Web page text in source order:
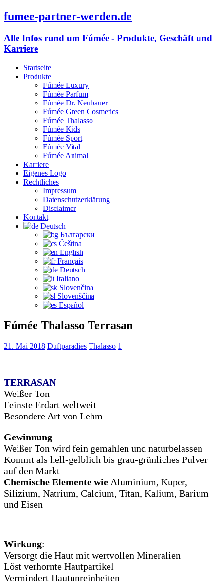
fumee-partner-werden.de
Alle Infos rund um Fúmée - Produkte, Geschäft und
Karriere
Startseite
Produkte
Fúmée Luxury
Fúmée Parfum
Fúmée Dr. Neubauer
Fúmée Green Cosmetics
Fúmée Thalasso
Fúmée Kids
Fúmée Sport
Fúmée Vital
Fúmée Animal
Karriere
Eigenes Logo
Rechtliches
Impressum
Datenschutzerklärung
Disclaimer
Kontakt
Deutsch
Български
Čeština‎
English
Français
Deutsch
Italiano
Slovenčina
Slovenščina
Español
Fúmée Thalasso Terrasan
21. Mai 2018 Duftparadies Thalasso 1
TERRASAN
Weißer Ton
Feinste Erdart weltweit
Besondere Art von Lehm
Gewinnung
Weißer Ton wird fein gemahlen und naturbelassen
Kommt als hell-gelblich bis grau-grünliches Pulver
auf den Markt
Chemische Elemente wie Aluminium, Kuper,
Silizium, Natrium, Calcium, Titan, Kalium, Barium
und Eisen
Wirkung:
Versorgt die Haut mit wertvollen Mineralien
Löst verhornte Hautpartikel
Vermindert Hautunreinheiten